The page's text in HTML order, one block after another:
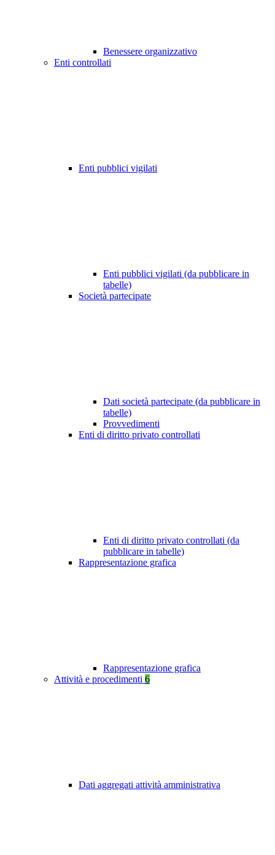
Benessere organizzativo
Enti controllati
Enti pubblici vigilati
Enti pubblici vigilati (da pubblicare in
tabelle)
Società partecipate
Dati società partecipate (da pubblicare in
tabelle)
Provvedimenti
Enti di diritto privato controllati
Enti di diritto privato controllati (da
pubblicare in tabelle)
Rappresentazione grafica
Rappresentazione grafica
Attività e procedimenti 6
Dati aggregati attività amministrativa